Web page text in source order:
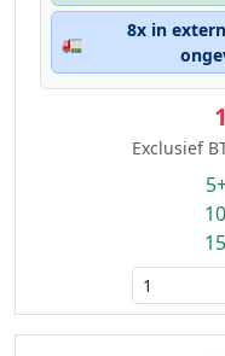
🚛
8x in
Exclusief